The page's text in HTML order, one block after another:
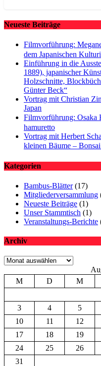
Neueste Beiträge
Filmvorführung:
dem Japanischen
Einführung in die
1889), japanischer
Holzschnitte,
Günter Beck“
Vortrag mit Christian
Japan
Filmvorführung:
hamuretto
Vortrag mit Herbert
kleinen Bäume –
Kategorien
Bambus-Blätter(17)
Mitgliederversammlung
Neueste Beiträge (1)
Unser Stammtisch (1)
Veranstaltungs-Berichte
Archiv
Archiv
M
D M
3
4 5
10
11 12
17
18 19
24
25 26
31